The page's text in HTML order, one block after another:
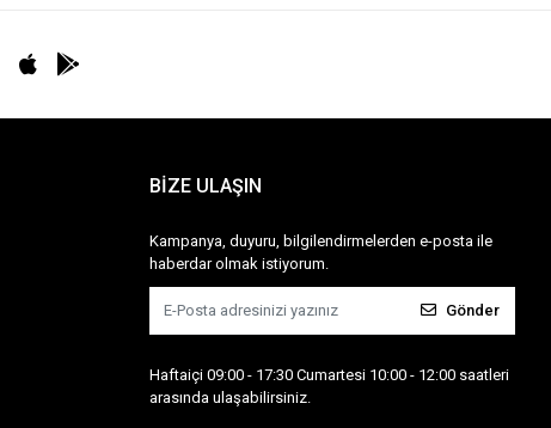
BİZE ULAŞIN
Kampanya, duyuru, bilgilendirmelerden e-posta ile
haberdar olmak istiyorum.
Gönder
Haftaiçi 09:00 - 17:30 Cumartesi 10:00 - 12:00 saatleri
arasında ulaşabilirsiniz.